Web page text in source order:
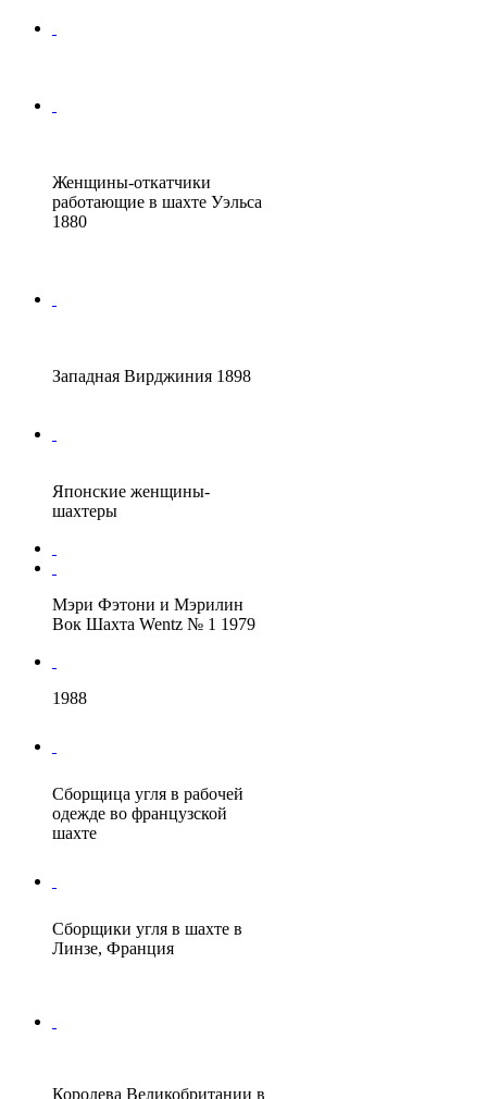
Женщины-откатчики
работающие в шахте Уэльса
1880
Западная Вирджиния 1898
Японские женщины-
шахтеры
Мэри Фэтони и Мэрилин
Вок Шахта Wentz № 1 1979
1988
Сборщица угля в рабочей
одежде во французской
шахте
Сборщики угля в шахте в
Линзе, Франция
Королева Великобритании в